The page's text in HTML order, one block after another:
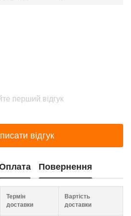
перший відгук
відгук
Повернення
Термін
доставки
Вартість
доставки